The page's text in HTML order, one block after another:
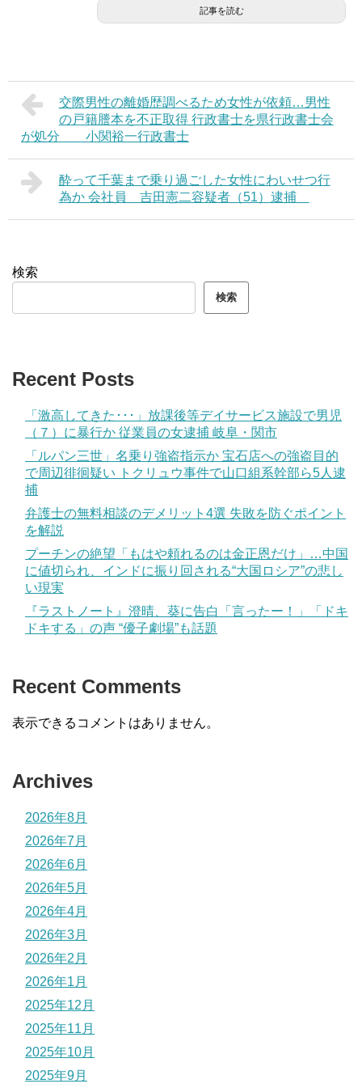
記事を読む
交際男性の離婚歴調べるため女性が依頼…男性
の戸籍謄本を不正取得 行政書士を県行政書士会
が処分 小関裕一行政書士
酔って千葉まで乗り過ごした女性にわいせつ行
為か 会社員 吉田憲二容疑者（51）逮捕
検索
検索
Recent Posts
「激高してきた･･･」放課後等デイサービス施設で男児
（７）に暴行か 従業員の女逮捕 岐阜・関市
「ルパン三世」名乗り強盗指示か 宝石店への強盗目的
で周辺徘徊疑い トクリュウ事件で山口組系幹部ら5人逮
捕
弁護士の無料相談のデメリット4選 失敗を防ぐポイント
を解説
プーチンの絶望「もはや頼れるのは金正恩だけ」…中国
に値切られ、インドに振り回される“大国ロシア”の悲し
い現実
『ラストノート』澄晴、葵に告白「言ったー！」「ドキ
ドキする」の声 “優子劇場”も話題
Recent Comments
表示できるコメントはありません。
Archives
2026年8月
2026年7月
2026年6月
2026年5月
2026年4月
2026年3月
2026年2月
2026年1月
2025年12月
2025年11月
2025年10月
2025年9月